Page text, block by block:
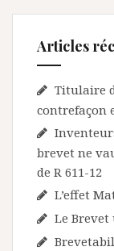
Articles
Titulaire
contrefaçon
brevet ne
de R 611-12
L’effet
Le Brevet